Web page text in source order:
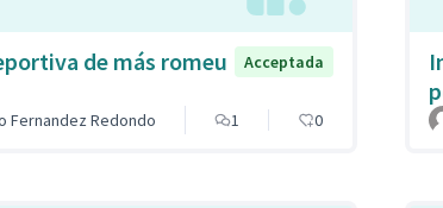
de más romeu Acceptada
Fernandez Redondo 1 0